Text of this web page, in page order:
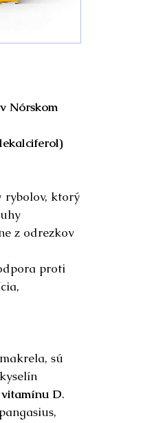
Nórskom
ktorý
z odrezkov
proti
sú
vitamínu D.